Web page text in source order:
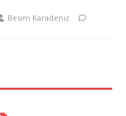
Besim Karadeniz